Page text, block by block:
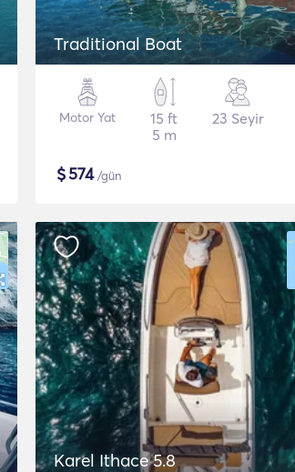
Traditional Boat
Motor Yat
15 ft
5 m
23 Seyir
$574/gün
Karel Ithace 5.8